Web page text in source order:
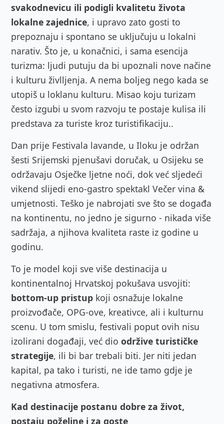
svakodnevicu ili podigli kvalitetu života
lokalne zajednice, i upravo zato gosti to
prepoznaju i spontano se uključuju u lokalni
narativ. Što je, u konačnici, i sama esencija
turizma: ljudi putuju da bi upoznali nove načine
i kulturu živlljenja. A nema boljeg nego kada se
utopiš u loklanu kulturu. Misao koju turizam
često izgubi u svom razvoju te postaje kulisa ili
predstava za turiste kroz turistifikaciju..
Dan prije Festivala lavande, u Iloku je održan
šesti Srijemski pjenušavi doručak, u Osijeku se
održavaju Osječke ljetne noći, dok već sljedeći
vikend slijedi eno-gastro spektakl Večer vina &
umjetnosti. Teško je nabrojati sve što se događa
na kontinentu, no jedno je sigurno - nikada više
sadržaja, a njihova kvaliteta raste iz godine u
godinu.
To je model koji sve više destinacija u
kontinentalnoj Hrvatskoj pokušava usvojiti:
bottom-up pristup koji osnažuje lokalne
proizvođače, OPG-ove, kreativce, ali i kulturnu
scenu. U tom smislu, festivali poput ovih nisu
izolirani događaji, već dio održive turističke
strategije, ili bi bar trebali biti. Jer niti jedan
kapital, pa tako i turisti, ne ide tamo gdje je
negativna atmosfera.
Kad destinacije postanu dobre za život,
postaju poželjne i za goste